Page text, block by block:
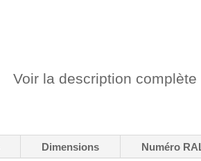
Voir la description complète
Dimensions Numéro